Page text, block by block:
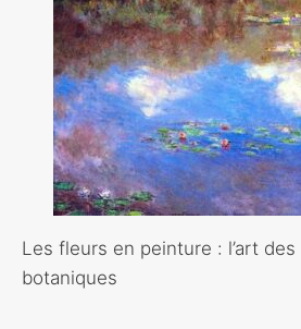
Les fleurs en peinture : l’art
botaniques